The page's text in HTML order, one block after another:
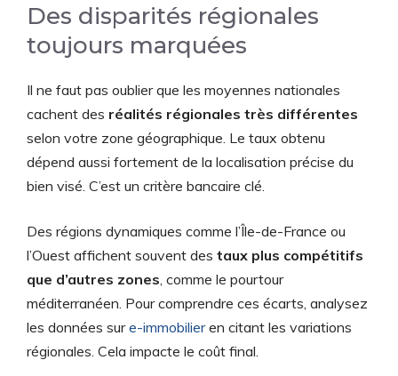
Des disparités régionales
toujours marquées
Il ne faut pas oublier que les moyennes nationales
cachent des réalités régionales très différentes
selon votre zone géographique. Le taux obtenu
dépend aussi fortement de la localisation précise du
bien visé. C’est un critère bancaire clé.
Des régions dynamiques comme l’Île-de-France ou
l’Ouest affichent souvent des taux plus compétitifs
que d’autres zones , comme le pourtour
méditerranéen. Pour comprendre ces écarts, analysez
les données sure-immobilieren citant les variations
régionales. Cela impacte le coût final.